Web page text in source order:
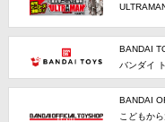
BANDAI
バンダイ
BANDAI
こどもか